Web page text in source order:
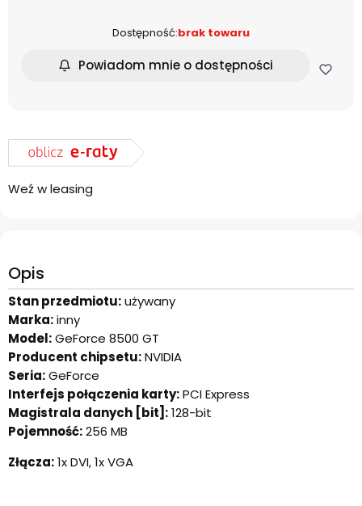
Dostępność:brak towaru
Powiadom mnie o dostępności
Weź w leasing
Opis
Stan przedmiotu:używany
Marka:inny
Model:GeForce 8500 GT
Producent chipsetu:NVIDIA
Seria:GeForce
Interfejs połączenia karty:PCI Express
Magistrala danych [bit]:128-bit
Pojemność:256 MB
Złącza:1x DVI, 1x VGA